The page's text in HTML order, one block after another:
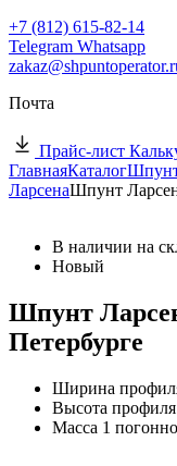
+7 (812) 615-82-14
Telegram Whatsapp
Почта
Прайс-лист
ГлавнаяКаталог
ЛарсенаШпунт
В наличии на
Новый
Шпунт
Петербурге
Ширина
Высота
Масса 1